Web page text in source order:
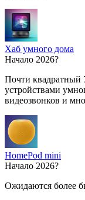
Хаб умного дома
Начало 2026?
Почти квадратный
устройствами
видеозвонков и
HomePod mini
Начало 2026?
Ожидаются более